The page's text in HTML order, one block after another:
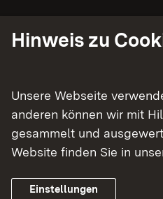
Hinweis zu
Unsere Webseite
anderen können wir mit
gesammelt und
Website finden Sie in
Einstellungen